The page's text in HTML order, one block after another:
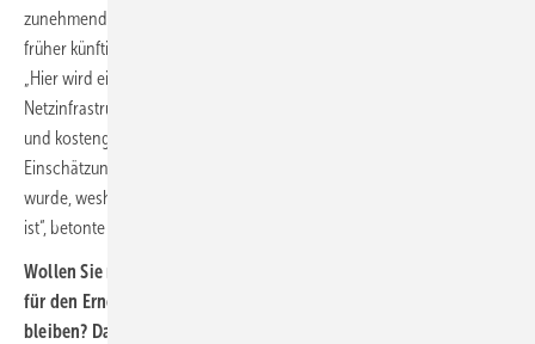
zunehmend verlustreich, weil die Anlagenbetreiber dafür anders als
früher künftige keinen finanziellen Ausgleich mehr erhalten sollen.
„Hier wird eine große Chance vertan, die bereits bestehende
Netzinfrastruktur effizienter zu nutzen und somit zu einem schnelleren
und kostengünstigeren Ausbau der Erneuerbaren beizutragen. Eine
Einschätzung, die so auch bereits von der Bundesnetzagentur geteilt
wurde, weshalb der Vorschlag noch bis Ende des Jahres umzusetzen
ist“, betonte Peter.
Wollen Sie regelmäßig über die Reformen am Energiemarkt und
für den Erneuerbare-Energien-Ausbau in Deutschland informiert
bleiben? Dann abonnieren Sie unseren kostenlosen